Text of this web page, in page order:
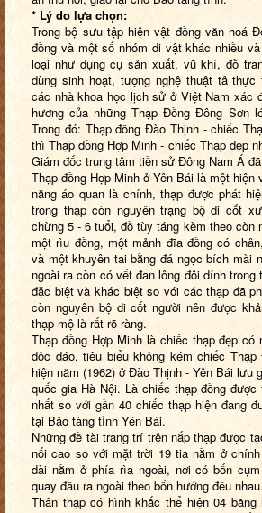
* Lý do lựa chọn:
Trong bộ sưu tập hiện vật đồng văn hoá
đồng và một số nhóm di vật khác nhiều
loại như dụng cụ sản xuất, vũ khí, đồ
dùng sinh hoạt, tượng nghệ thuật tả
các nhà khoa học lịch sử ở Việt Nam xác
hương của những Thạp Đồng Đông Sơn
Trong đó: Thạp đồng Đào Thịnh - chiếc
thì Thạp đồng Hợp Minh - chiếc Thạp đẹp
Giám đốc trung tâm tiền sử Đông Nam Á đã
Thạp đồng Hợp Minh ở Yên Bái là một
năng áo quan là chính, thạp được phát
trong thạp còn nguyên trạng bộ di cốt
chừng 5 - 6 tuổi, đồ tùy táng kèm theo còn
một rìu đồng, một mảnh đĩa đồng có
và một khuyên tai bằng đá ngọc bích mài
ngoài ra còn có vết đan lông đôi dính trong
đặc biệt và khác biệt so với các thạp đã
còn nguyên bộ di cốt người nên được
thạp mộ là rất rõ ràng.
Thạp đồng Hợp Minh là chiếc thạp đẹp
độc đáo, tiêu biểu không kém chiếc
hiện năm (1962) ở Đào Thịnh - Yên Bái lưu
quốc gia Hà Nội. Là chiếc thạp đồng
nhất so với gần 40 chiếc thạp hiện đang
tại Bảo tàng tỉnh Yên Bái.
Những đề tài trang trí trên nắp thạp được
nổi cao so với mặt trời 19 tia nằm ở
dài nằm ở phía rìa ngoài, nơi có bốn
quay đầu ra ngoài theo bốn hướng đều nhau.
Thân thạp có hình khắc thể hiện 04